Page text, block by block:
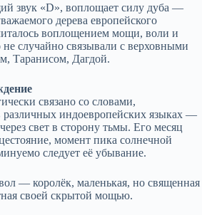
звук «D», воплощает силу дуба —
дерева европейского
воплощением мощи, воли и
случайно связывали с верховными
Таранисом, Дагдой.
связано со словами,
индоевропейских языках —
свет в сторону тьмы. Его месяц
момент пика солнечной
следует её убывание.
— королёк, маленькая, но священная
своей скрытой мощью.